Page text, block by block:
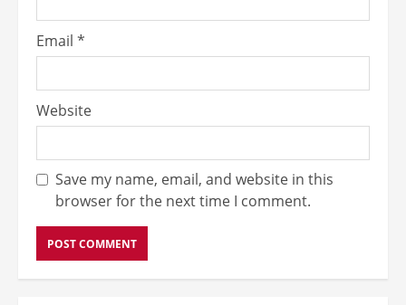
Email *
Website
Save my name, email, and website in this
browser for the next time I comment.